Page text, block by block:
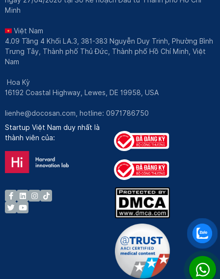
Minh
Việt Nam
4.09 Tầng 4 Khối LA.3, 381-383 Nguyễn Duy Trinh, Phường Bình
Trưng Tây, Thành phố Thủ Đức, Thành phố Hồ Chí Minh, Việt
Nam
Hoa Kỳ
16192 Coastal Highway, Lewes, DE 19958, USA
lienhe@docosan.com , hotline: 0971786750
Startup Việt Nam duy nhất là
thành viên của: